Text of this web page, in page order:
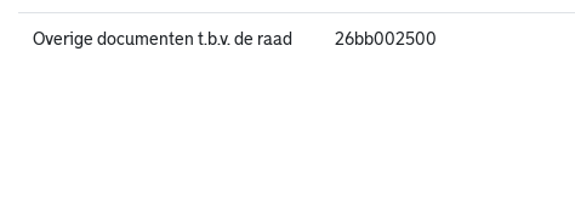
Overige documenten t.b.v. de raad 26bb002500